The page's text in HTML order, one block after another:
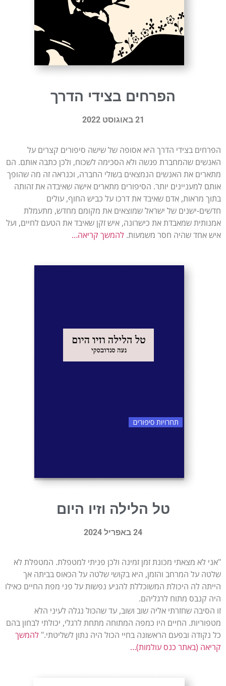
הפרחים בצידי הדרך
21 באוגוסט 2022
הפרחים בצידי הדרך היא אסופה של שישה סיפורים קצרים על
האנשים שהמחברת פגשה ולא הסכימה לשכוח, ולכן כתבה אותם. הם
מתארים את האנשים הנמצאים בשולי החברה, וכנראה זה מה שהופך
אותם למעניינים יותר. הסיפורים מתארים אישה שאיבדה את זהותה
בתוך מראות, אדם שאיבד את דרכו על כביש החוף, עולים
חדשים-ישנים של ישראל שמוצאים את מקומם מחדש, מתעמלת
אמנותית שמאבדת את כישרונה, איש זקן שאיבד את הטעם לחיים, ועל
איש אחד שהיה חסר משמעות. להמשך קריאה…
טל הלילה וזיו היום
24 באפריל 2024
"אני לא מצאתי מכונת זמן זמינה ולכן פניתי למטפלת. המטפלת לא
שלטה על המרחב והזמן, היא בקושי שלטה על הכאוס בביתה אך
הייתה לה היכולת המשוכללת להניע נפשות על פני מפת החיים כאילו
היה קנבס מתוח לרגליהם.
זו הסיבה שחזרתי אליה שוב ושוב, עד שהכול נגלה לעיני הלא
מטפוריות. החיים היו כמפה המתוחה מתחת לרגלי, יכולתי לבחון בהם
כל נקודה ובפעם הראשונה בחיי הכול היה נתון לשליטתי." להמשך
קריאה (באתר כנס עולמות)…